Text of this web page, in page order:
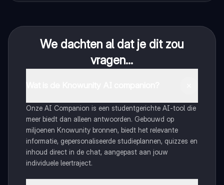
We dachten al dat je dit zou
vragen...
Onze AI Companion is een studentgerichte AI-tool die
meer biedt dan alleen antwoorden. Gebouwd op
miljoenen Knowunity bronnen, biedt het relevante
informatie, gepersonaliseerde studieplannen, quizzes en
inhoud direct in de chat, aangepast aan jouw
individuele leertraject.